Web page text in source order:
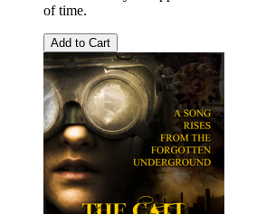
of time.
Add to Cart